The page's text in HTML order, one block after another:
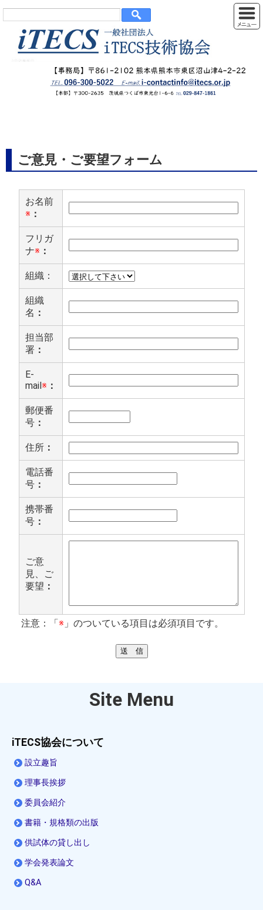
ご意見・ご要望フォーム
お名前
※ ：
フリガ
ナ※ ：
組織：
組織
名 ：
担当部
署：
E-
mail※ ：
郵便番
号：
住所：
電話番
号：
携帯番
号：
ご意
見、ご
要望 ：
注意：「※ 」のついている項目は必須項目です。
Site Menu
iTECS協会について
設立趣旨
理事長挨拶
委員会紹介
書籍・規格類の出版
供試体の貸し出し
学会発表論文
Q&A